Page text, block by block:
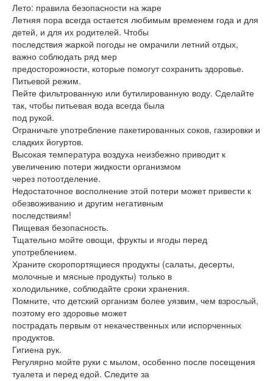
Лето: правила безопасности на жаре
Летняя пора всегда остается любимым временем года и для
детей, и для их родителей. Чтобы
последствия жаркой погоды не омрачили летний отдых,
важно соблюдать ряд мер
предосторожности, которые помогут сохранить здоровье.
Питьевой режим.
Пейте фильтрованную или бутилированную воду. Сделайте
так, чтобы питьевая вода всегда была
под рукой.
Ограничьте употребление пакетированных соков, газировки и
сладких йогуртов.
Высокая температура воздуха неизбежно приводит к
увеличению потери жидкости организмом
через потоотделение.
Недостаточное восполнение этой потери может привести к
обезвоживанию и другим негативным
последствиям!
Пищевая безопасность.
Тщательно мойте овощи, фрукты и ягоды перед
употреблением.
Храните скоропортящиеся продукты (салаты, десерты,
молочные и мясные продукты) только в
холодильнике, соблюдайте сроки хранения.
Помните, что детский организм более уязвим, чем взрослый,
поэтому его здоровье может
пострадать первым от некачественных или испорченных
продуктов.
Гигиена рук.
Регулярно мойте руки с мылом, особенно после посещения
туалета и перед едой. Следите за